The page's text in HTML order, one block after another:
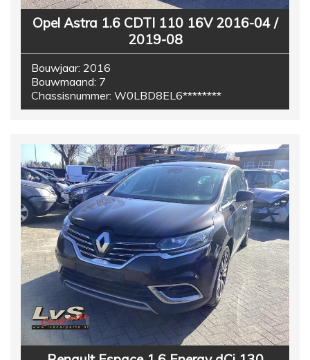
Opel Astra 1.6 CDTI 110 16V 2016-04 /
2019-08
Bouwjaar: 2016
Bouwmaand: 7
Chassisnummer: W0LBD8EL6********